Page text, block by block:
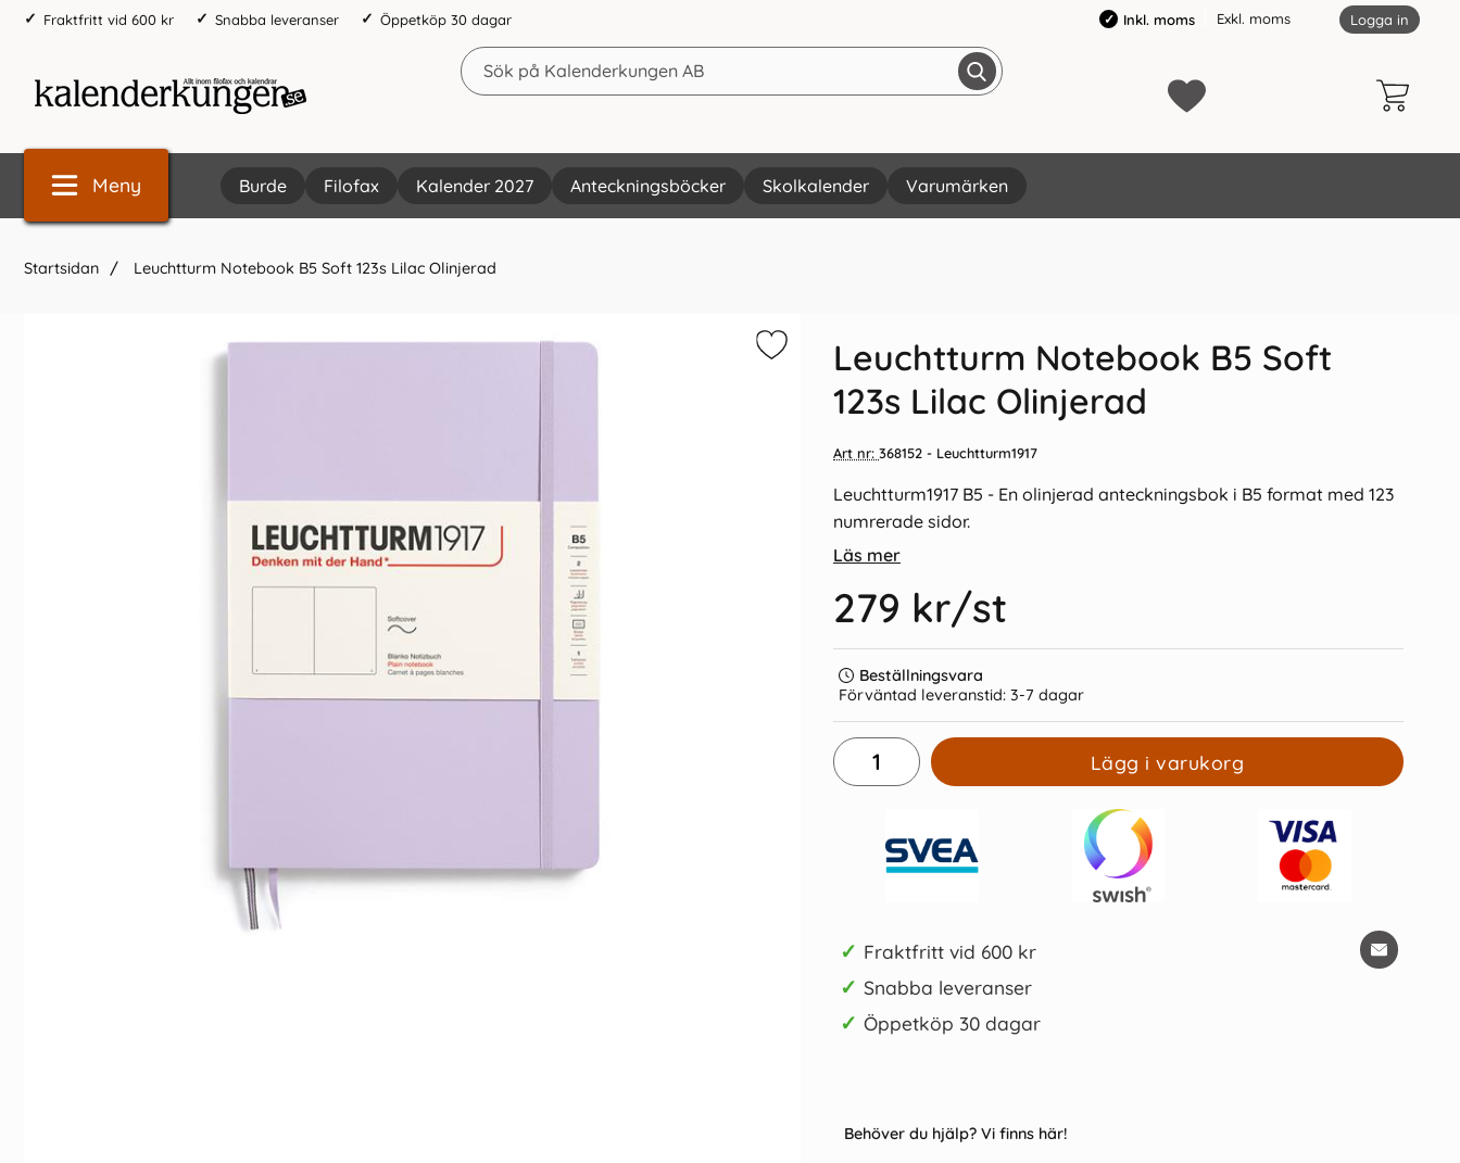
Fraktfritt vid 600 kr Snabba leveranser Öppetköp 30 dagar Inkl. moms Exkl. moms Logga in
Meny Burde Filofax Kalender 2027 Anteckningsböcker Skolkalender Varumärken
Startsidan Leuchtturm Notebook B5 Soft 123s Lilac Olinjerad
Vi rekommenderar
Indexflikar och Frixion clicker svart
Leuchtturm Notebook B5 Soft 123s
Leuchtturm Notebook A5 soft
Dotted Dusty Rose
239 kr/st
Köp
299 kr/st
Köp
Leuchtturm Notebook B5 Soft
123s Lilac Olinjerad
Art nr: 368152 - Leuchtturm1917
Leuchtturm1917 B5 - En olinjerad anteckningsbok i B5 format med 123
numrerade sidor.
Läs mer
279 kr/st
Beställningsvara
Förväntad leveranstid: 3-7 dagar
Lägg i varukorg
✓ Fraktfritt vid 600 kr
✓ Snabba leveranser
✓ Öppetköp 30 dagar
Behöver du hjälp? Vi finns här!